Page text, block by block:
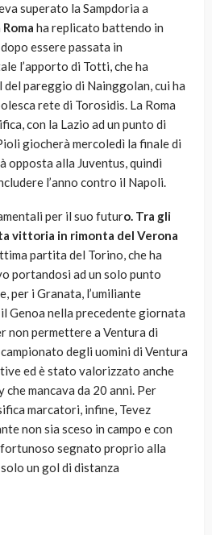
superato la Sampdoria a
Roma ha replicato battendo in
essere passata in
l’apporto di Totti, che ha
pareggio di Nainggolan, cui ha
rete di Torosidis. La Roma
con la Lazio ad un punto di
giocherà mercoledì la finale di
opposta alla Juventus, quindi
l’anno contro il Napoli.
per il suo futuro. Tra gli
vittoria in rimonta del Verona
partita del Torino, che ha
portandosi ad un solo punto
per i Granata, l’umiliante
Genoa nella precedente giornata
non permettere a Ventura di
degli uomini di Ventura
ed è stato valorizzato anche
mancava da 20 anni. Per
marcatori, infine, Tevez
non sia sceso in campo e con
segnato proprio alla
un gol di distanza